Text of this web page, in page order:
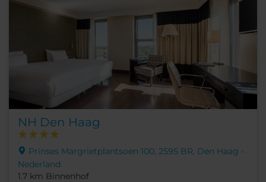
NH Den Haag
Prinses Margrietplantsoen 100, 2595 BR, Den Haag -
Nederland
1.7 km Binnenhof